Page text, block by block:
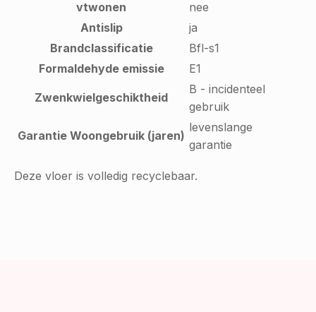
vtwonen
nee
Antislip
ja
Brandclassificatie
Bfl-s1
Formaldehyde emissie
E1
Zwenkwielgeschiktheid
B - incidenteel
gebruik
Garantie Woongebruik (jaren)
levenslange
garantie
Deze vloer is volledig recyclebaar.